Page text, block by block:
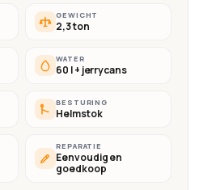
GEWICHT
2,3 ton
WATER
60 l + jerrycans
BESTURING
Helmstok
REPARATIE
Eenvoudig en
goedkoop